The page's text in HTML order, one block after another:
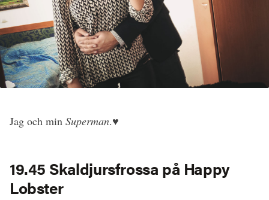
Jag och min Superman.♥
19.45 Skaldjursfrossa på Happy
Lobster